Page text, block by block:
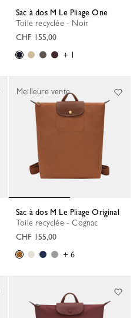
Sac à dos M Le Pliage One
Toile recyclée - Noir
CHF 155,00
+ 1
Sac à dos M Le Pliage Original
Toile recyclée - Cognac
CHF 155,00
+ 6
Meilleure vente